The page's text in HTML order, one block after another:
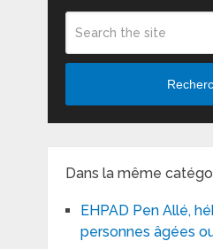
Dans la même
EHPAD Pen Allé,
personnes âgées